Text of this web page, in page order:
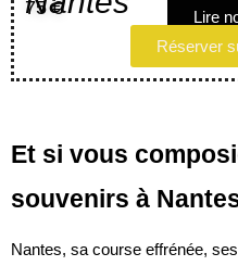
75 €
Lire
Réserver
Et si vous
souvenirs à
Nantes, sa course effrénée,